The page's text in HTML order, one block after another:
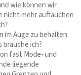
wie können wir
nicht mehr auftauchen
im Auge zu behalten
ich?
fast Mode- und
liegende